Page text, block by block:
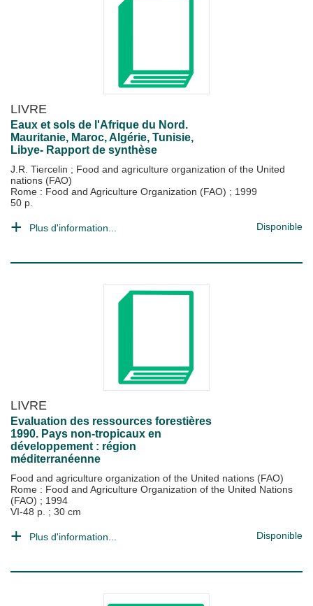
LIVRE
Eaux et sols de l'Afrique du Nord.
Mauritanie, Maroc, Algérie, Tunisie,
Libye- Rapport de synthèse
J.R. Tiercelin ; Food and agriculture organization of the United
nations (FAO)
Rome : Food and Agriculture Organization (FAO) ; 1999
50 p.
Plus d'information... Disponible
LIVRE
Evaluation des ressources forestières
1990. Pays non-tropicaux en
développement : région
méditerranéenne
Food and agriculture organization of the United nations (FAO)
Rome : Food and Agriculture Organization of the United Nations
(FAO) ; 1994
VI-48 p. ; 30 cm
Plus d'information... Disponible